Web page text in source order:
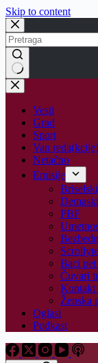
Skip to content
No
results
Vesti
Grad
Sport
Van reda(kcije)
Netačno
Emisije
PBF
Baci pet
Čuvari
Kontakt
Ženska
Oglasi
Podkast